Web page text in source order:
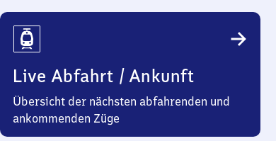
Reiseinfos
Live Abfahrt / Ankunft
Übersicht der nächsten abfahrenden und
ankommenden Züge